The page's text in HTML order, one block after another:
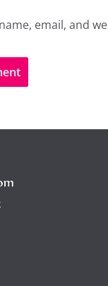
email, and